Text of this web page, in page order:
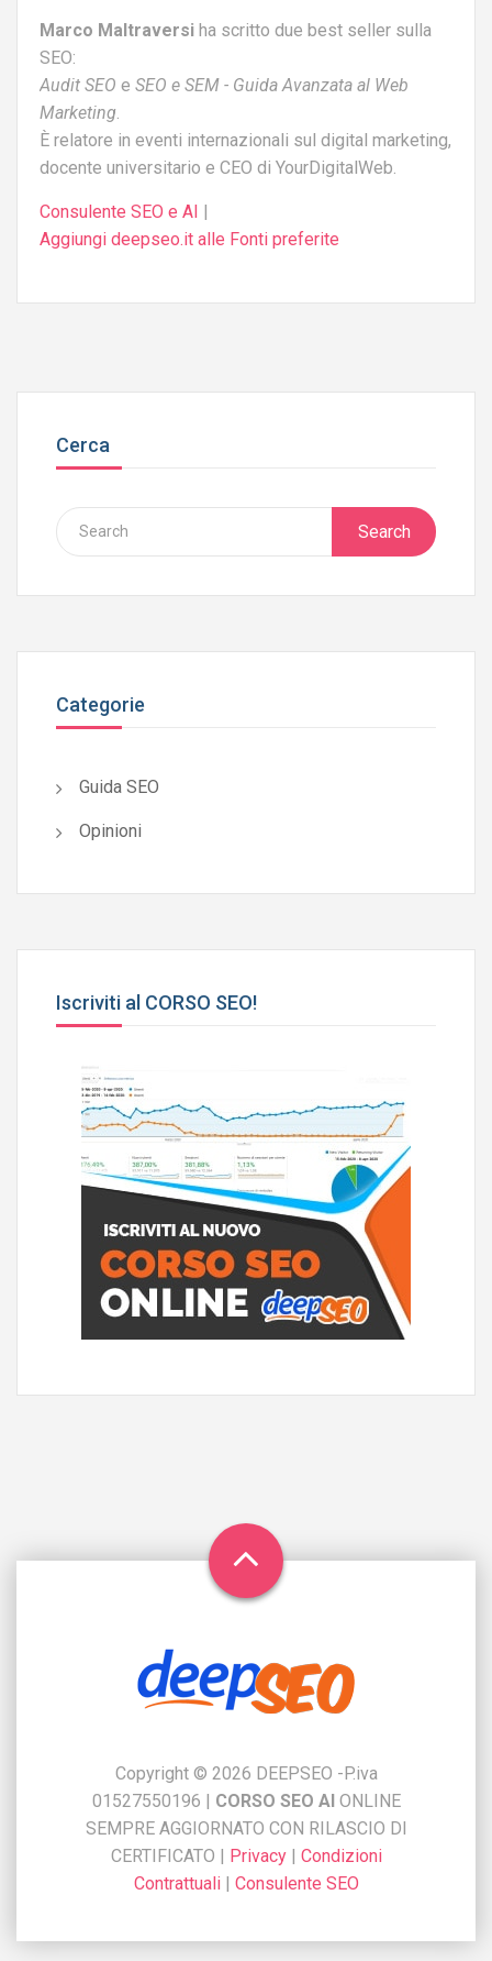
Marco Maltraversi ha scritto due best seller sulla
SEO:
Audit SEO e SEO e SEM - Guida Avanzata al Web
Marketing
È relatore in eventi internazionali sul digital marketing,
docente universitario e CEO di YourDigitalWeb.
Consulente SEO e AI |
Aggiungi deepseo.it alle Fonti preferite
Cerca
Search
Categorie
Guida SEO
Opinioni
Iscriviti al CORSO SEO!
Copyright © 2026 DEEPSEO -P.iva
01527550196 | CORSO SEO AIONLINE
SEMPRE AGGIORNATO CON RILASCIO DI
CERTIFICATO | Privacy | Condizioni
Contrattuali| Consulente SEO